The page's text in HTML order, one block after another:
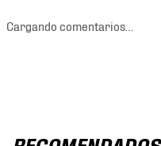
Cargando comentarios…